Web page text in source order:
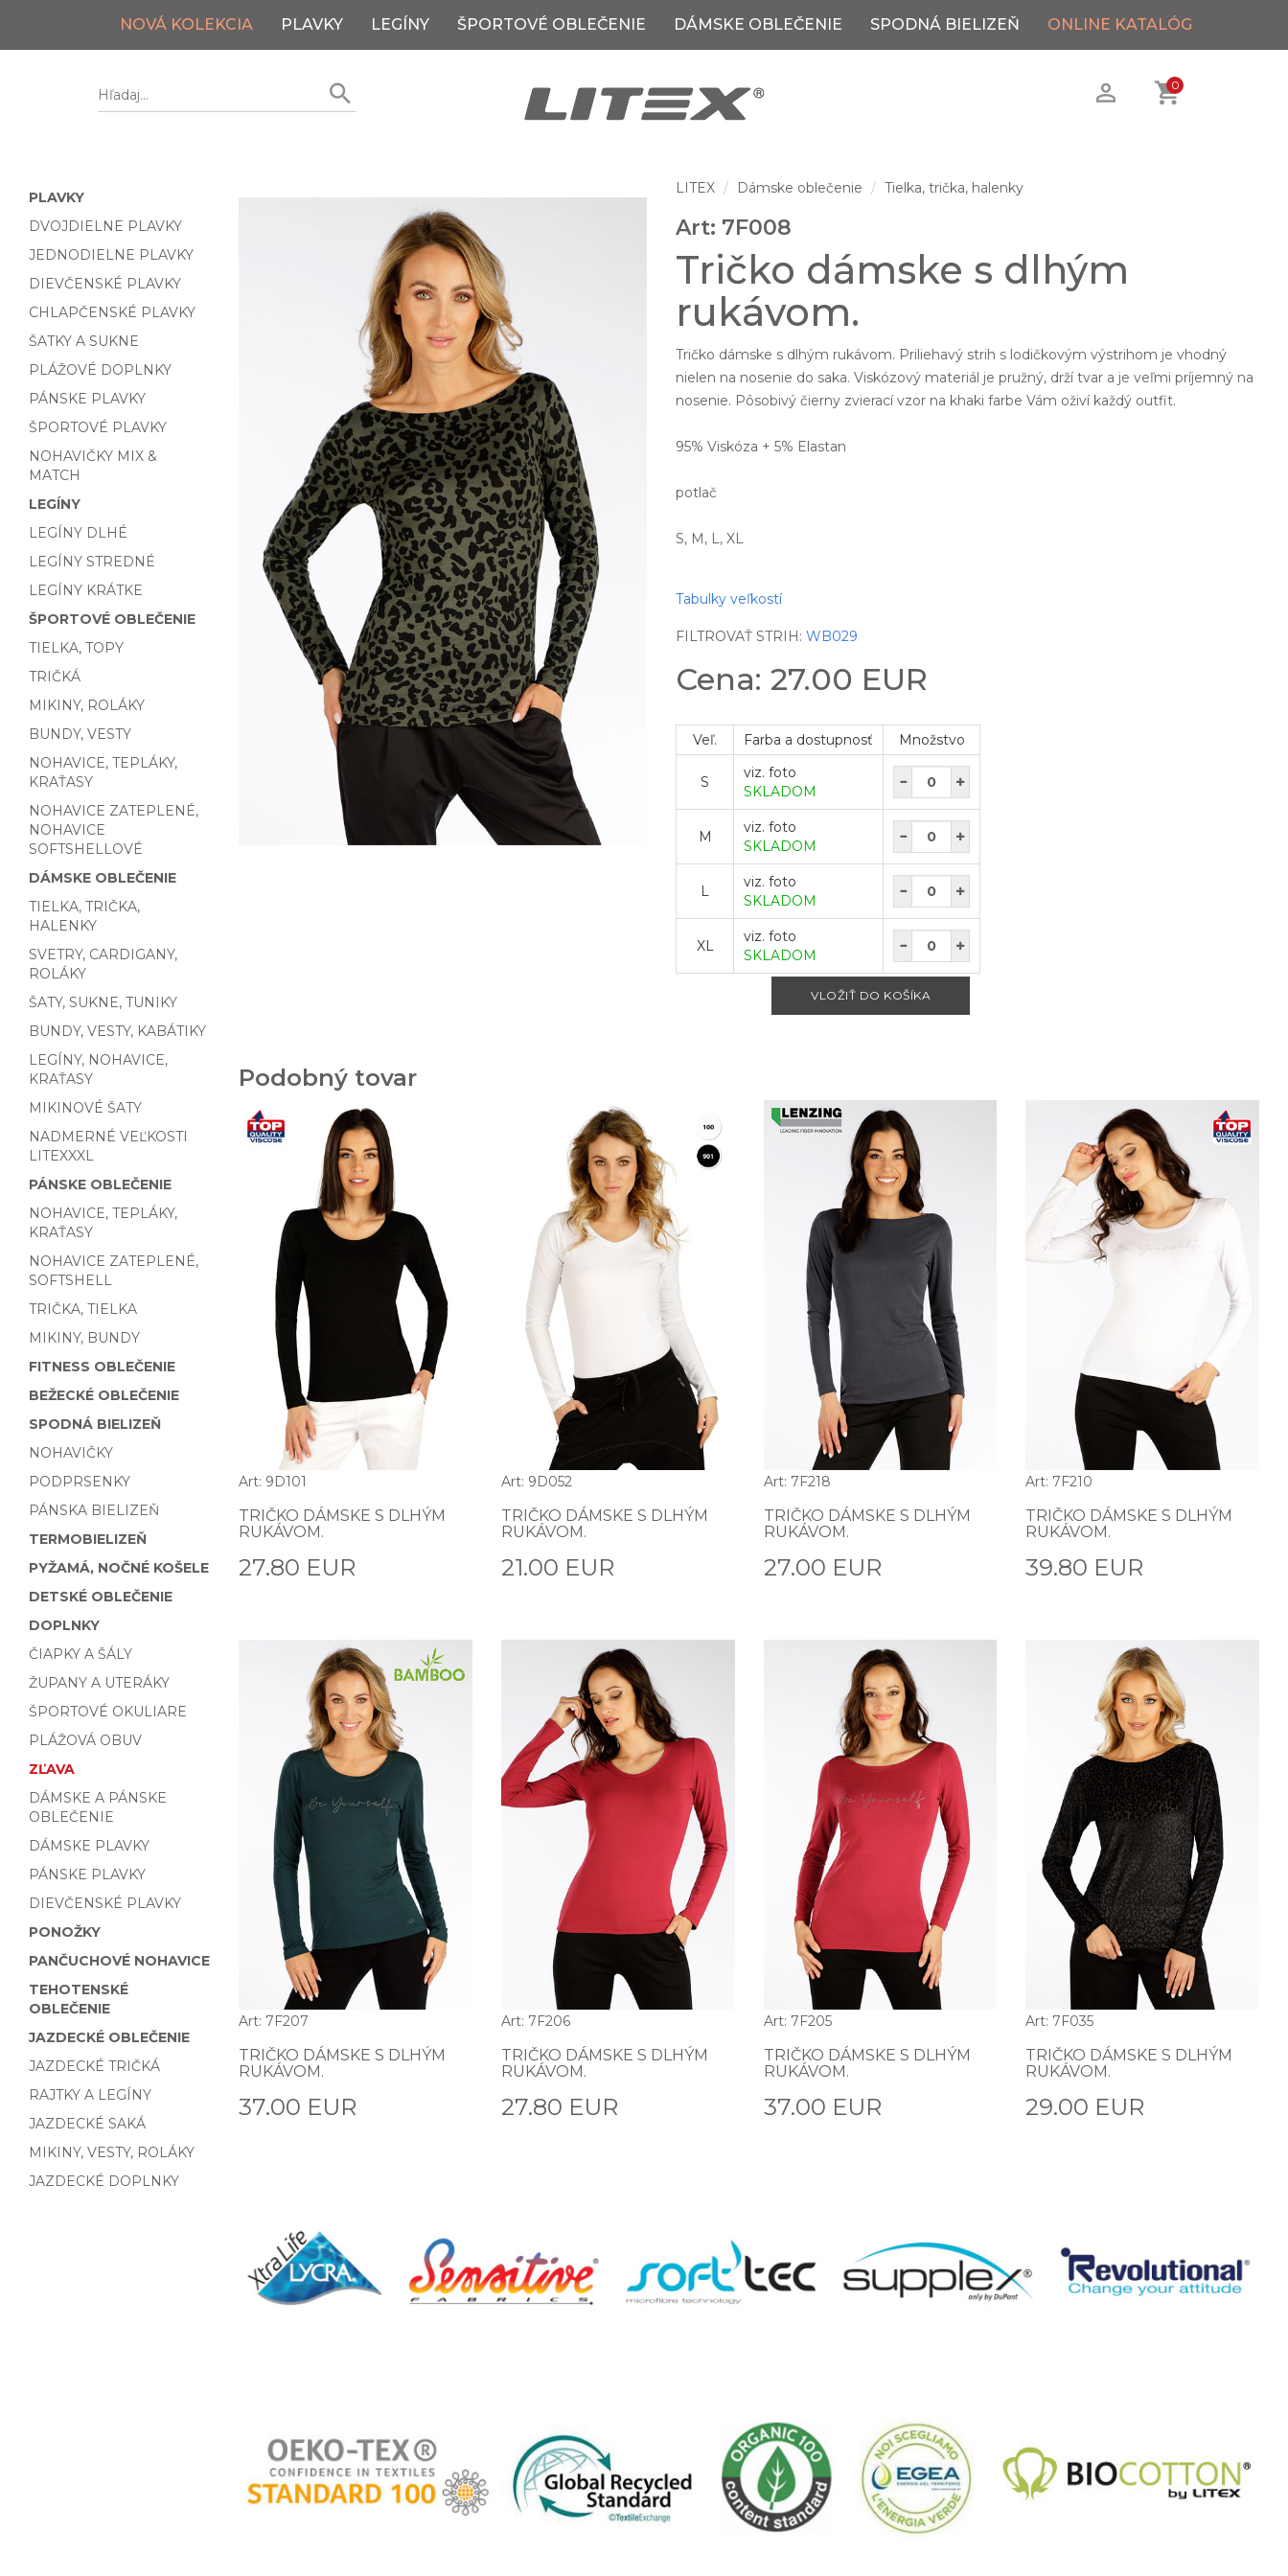
NOVÁ KOLEKCIA PLAVKY LEGÍNY ŠPORTOVÉ OBLEČENIE DÁMSKE OBLEČENIE SPODNÁ BIELIZEŇ ONLINE KATALÓG
0
PLAVKY
DVOJDIELNE PLAVKY
JEDNODIELNE PLAVKY
DIEVČENSKÉ PLAVKY
CHLAPČENSKÉ PLAVKY
ŠATKY A SUKNE
PLÁŽOVÉ DOPLNKY
PÁNSKE PLAVKY
ŠPORTOVÉ PLAVKY
NOHAVIČKY MIX &
MATCH
LEGÍNY
LEGÍNY DLHÉ
LEGÍNY STREDNÉ
LEGÍNY KRÁTKE
ŠPORTOVÉ OBLEČENIE
TIELKA, TOPY
TRIČKÁ
MIKINY, ROLÁKY
BUNDY, VESTY
NOHAVICE, TEPLÁKY,
KRAŤASY
NOHAVICE ZATEPLENÉ,
NOHAVICE
SOFTSHELLOVÉ
DÁMSKE OBLEČENIE
TIELKA, TRIČKA,
HALENKY
SVETRY, CARDIGANY,
ROLÁKY
ŠATY, SUKNE, TUNIKY
BUNDY, VESTY, KABÁTIKY
LEGÍNY, NOHAVICE,
KRAŤASY
MIKINOVÉ ŠATY
NADMERNÉ VEĽKOSTI
LITEXXXL
PÁNSKE OBLEČENIE
NOHAVICE, TEPLÁKY,
KRAŤASY
NOHAVICE ZATEPLENÉ,
SOFTSHELL
TRIČKA, TIELKA
MIKINY, BUNDY
FITNESS OBLEČENIE
BEŽECKÉ OBLEČENIE
SPODNÁ BIELIZEŇ
NOHAVIČKY
PODPRSENKY
PÁNSKA BIELIZEŇ
TERMOBIELIZEŇ
PYŽAMÁ, NOČNÉ KOŠELE
DETSKÉ OBLEČENIE
DOPLNKY
ČIAPKY A ŠÁLY
ŽUPANY A UTERÁKY
ŠPORTOVÉ OKULIARE
PLÁŽOVÁ OBUV
ZĽAVA
DÁMSKE A PÁNSKE
OBLEČENIE
DÁMSKE PLAVKY
PÁNSKE PLAVKY
DIEVČENSKÉ PLAVKY
PONOŽKY
PANČUCHOVÉ NOHAVICE
TEHOTENSKÉ
OBLEČENIE
JAZDECKÉ OBLEČENIE
JAZDECKÉ TRIČKÁ
RAJTKY A LEGÍNY
JAZDECKÉ SAKÁ
MIKINY, VESTY, ROLÁKY
JAZDECKÉ DOPLNKY
LITEX Dámske oblečenie Tielka, trička, halenky
Art: 7F008
Tričko dámske s dlhým
rukávom.
Tričko dámske s dlhým rukávom. Priliehavý strih s lodičkovým výstrihom je vhodný
nielen na nosenie do saka. Viskózový materiál je pružný, drží tvar a je veľmi príjemný na
nosenie. Pôsobivý čierny zvierací vzor na khaki farbe Vám oživí každý outfit.
95% Viskóza + 5% Elastan
potlač
S, M, L, XL
Tabulky veľkostí
FILTROVAŤ STRIH:WB029
Cena: 27.00 EUR
Veľ. Farba a dostupnosť Množstvo
S
viz. foto
SKLADOM
M
viz. foto
SKLADOM
L
viz. foto
SKLADOM
XL
viz. foto
SKLADOM
Podobný tovar
Art: 9D101
TRIČKO DÁMSKE S DLHÝM
RUKÁVOM.
27.80 EUR
Art: 9D052
TRIČKO DÁMSKE S DLHÝM
RUKÁVOM.
21.00 EUR
Art: 7F218
TRIČKO DÁMSKE S DLHÝM
RUKÁVOM.
27.00 EUR
Art: 7F210
TRIČKO DÁMSKE S DLHÝM
RUKÁVOM.
39.80 EUR
Art: 7F207
TRIČKO DÁMSKE S DLHÝM
RUKÁVOM.
37.00 EUR
Art: 7F206
TRIČKO DÁMSKE S DLHÝM
RUKÁVOM.
27.80 EUR
Art: 7F205
TRIČKO DÁMSKE S DLHÝM
RUKÁVOM.
37.00 EUR
Art: 7F035
TRIČKO DÁMSKE S DLHÝM
RUKÁVOM.
29.00 EUR